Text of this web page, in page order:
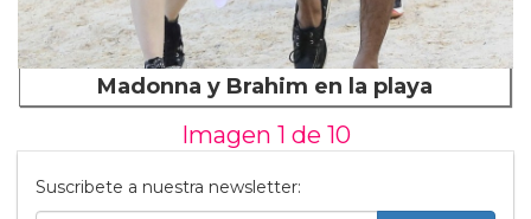
Madonna y Brahim en la playa
Imagen 1 de 10
Suscribete a nuestra newsletter: